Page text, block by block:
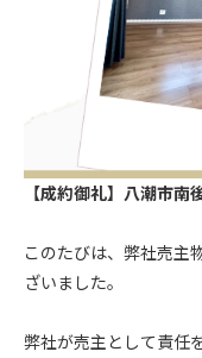
【成約御礼】八潮市南
このたびは、弊社売主
ざいました。
弊社が売主として責任